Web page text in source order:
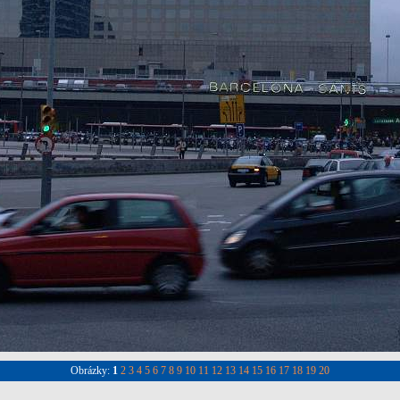
Obrázky: 1 2 3 4 5 6 7 8 9 10 11 12 13 14 15 16 17 18 19 20